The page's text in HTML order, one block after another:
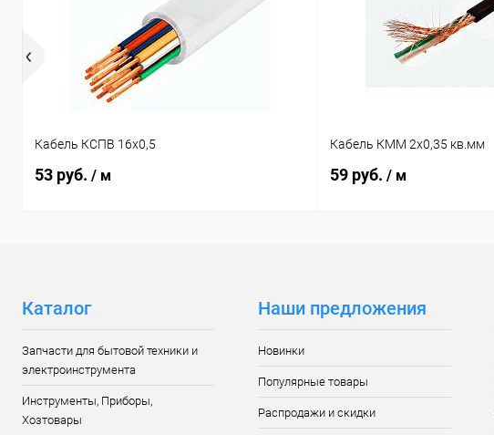
Кабель КСПВ 16х0,5
53 руб. / м
Кабель КММ 2х0,35 кв.мм
59 руб. / м
Каталог
Запчасти для бытовой техники и
электроинструмента
Инструменты, Приборы,
Хозтовары
Наши предложения
Новинки
Популярные товары
Распродажи и скидки